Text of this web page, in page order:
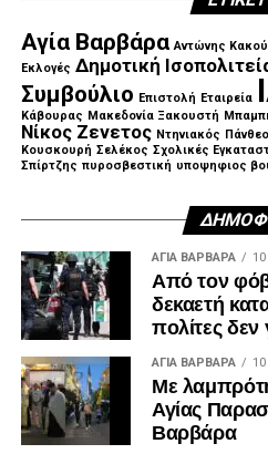
Αγία Βαρβάρα Αντώνης
Εκλογές Δημοτική
Συμβούλιο Επιστολή Εταιρεία
Κάβουρας Μακεδονία Ξακουστή
Νίκος Ζενετος Ντηνιακός
Κουσκουρή Σελέκος Σχολικές
Σπίρτζης πυροσβεστική υποψηφιος
ΑΓΙΑ ΒΑΡΒΑΡΑ
Από τον
δεκαετή
πολίτες δεν
ΑΓΙΑ ΒΑΡΒΑΡΑ
Με
Αγίας
Βαρβάρα